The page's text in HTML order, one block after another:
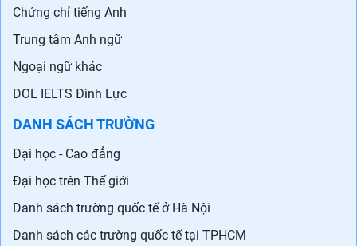
Chứng chỉ tiếng Anh
Trung tâm Anh ngữ
Ngoại ngữ khác
DOL IELTS Đình Lực
DANH SÁCH TRƯỜNG
Đại học - Cao đẳng
Đại học trên Thế giới
Danh sách trường quốc tế ở Hà Nội
Danh sách các trường quốc tế tại TPHCM